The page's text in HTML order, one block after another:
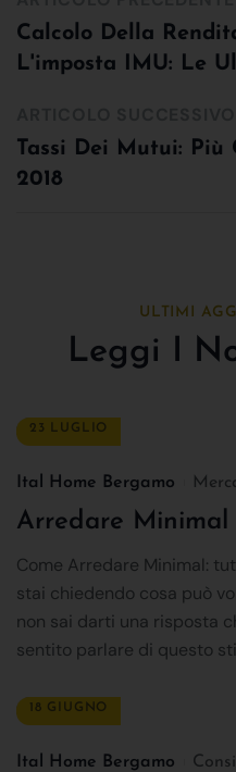
Calcolo Della
L'imposta IMU: Le
Tassi Dei Mutui: Più
2018
ULTIMI
Leggi I
23 LUGLIO
Ital Home Bergamo
Arredare Minimal
Come Arredare Minimal:
stai chiedendo cosa può
non sai darti una risposta
sentito parlare di questo
18 GIUGNO
Ital Home Bergamo